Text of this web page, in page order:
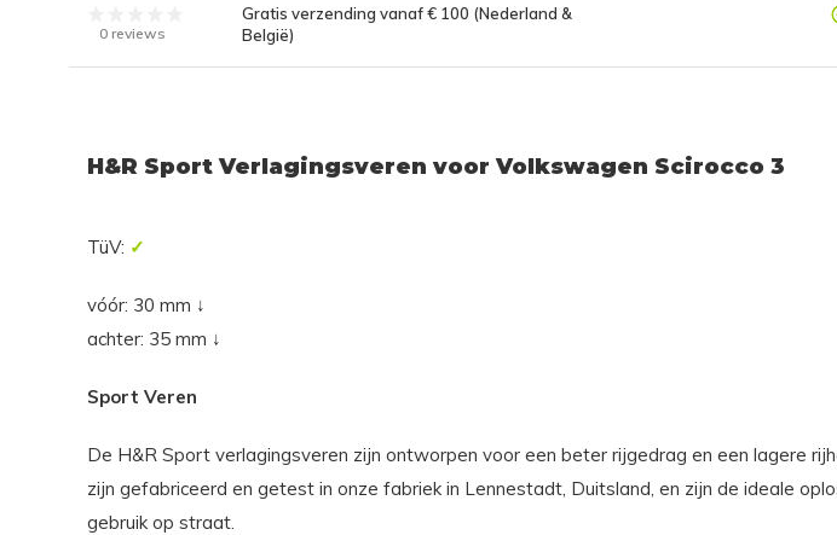
0 reviews
Gratis verzending vanaf € 100 (Nederland &
België)
H&R Sport Verlagingsveren voor Volkswagen Scirocco 3
TüV: ✓
vóór: 30 mm ↓
achter: 35 mm ↓
Sport Veren
De H&R Sport verlagingsveren zijn ontworpen voor een beter rijgedrag en een lagere
zijn gefabriceerd en getest in onze fabriek in Lennestadt, Duitsland, en zijn de ideale
gebruik op straat.